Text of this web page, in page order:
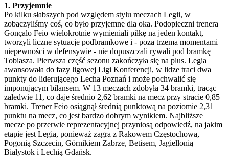
1. Przyjemnie
Po kilku słabszych pod względem stylu meczach Legii, w
zobaczyliśmy coś, co było przyjemne dla oka. Podopieczni trenera
Gonçalo Feio wielokrotnie wymieniali piłkę na jeden kontakt,
tworzyli liczne sytuacje podbramkowe i - poza trzema momentami
niepewności w defensywie - nie dopuszczali rywali pod bramkę
Tobiasza. Pierwsza część sezonu zakończyła się na plus. Legia
awansowała do fazy ligowej Ligi Konferencji, w lidze traci dwa
punkty do liderującego Lecha Poznań i może pochwalić się
imponującym bilansem. W 13 meczach zdobyła 34 bramki, tracąc
zaledwie 11, co daje średnio 2,62 bramki na mecz przy stracie 0,85
bramki. Trener Feio osiągnął średnią punktową na poziomie 2,31
punktu na mecz, co jest bardzo dobrym wynikiem. Najbliższe
mecze po przerwie reprezentacyjnej przyniosą odpowiedź, na jakim
etapie jest Legia, ponieważ zagra z Rakowem Częstochowa,
Pogonią Szczecin, Górnikiem Zabrze, Betisem, Jagiellonią
Białystok i Lechią Gdańsk.